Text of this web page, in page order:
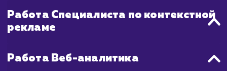
проявляются в течение нескольких месяцев.